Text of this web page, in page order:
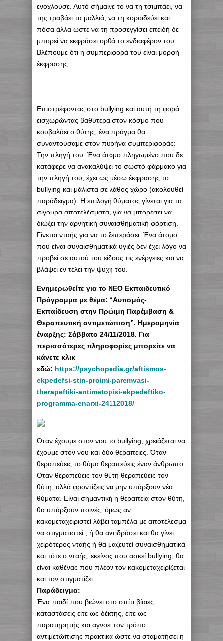
ενοχλούσε. Αυτό σήμαινε το να τη τσιμπάει, να
της τραβάει τα μαλλιά, να τη κοροϊδεύει και
πόσα άλλα ώστε να τη προσεγγίσει επειδή δε
μπορεί να εκφράσει ορθά το ενδιαφέρον του.
Βλέπουμε ότι η συμπεριφορά του είναι μορφή
έκφρασης.
Επιστρέφοντας στο bullying και αυτή τη φορά
εισχωρώντας βαθύτερα στον κόσμο που
κουβαλάει ο θύτης, ένα πράγμα θα
συναντούσαμε στον πυρήνα συμπεριφοράς:
Την πληγή του. Ένα άτομο πληγωμένο που δε
κατάφερε να ανακαλύψει το σωστό φάρμακο για
την πληγή του, έχει ως μέσω έκφρασης το
bullying και μάλιστα σε λάθος χώρο (ακολουθεί
παράδειγμα). Η επιλογή θύματος γίνεται για τα
σίγουρα αποτελέσματα, για να μπορέσει να
διώξει την αρνητική συναισθηματική φόρτιση.
Γίνεται νταής για να το ξεπεράσει. Ένα άτομο
που είναι συναισθηματικά υγιές δεν έχει λόγο να
προβεί σε αυτού του είδους τις ενέργειες και να
βλάψει εν τέλει την ψυχή του.
Eνημερωθείτε για το ΝΕΟ Εκπαιδευτικό
Πρόγραμμα με θέμα: “Αυτισμός-
Εκπαίδευση στην Πρώιμη Παρέμβαση &
Θεραπευτική αντιμετώπιση”. Ημερομηνία
έναρξης: Σάββατο 24/11/2018. Για
περισσότερες πληροφορίες μπορείτε να
κάνετε κλικ
εδώ: https://psychopedia.gr/aftismos-
ekpedefsi-stin-proimi-paremvasi-
therapeftiki-antimetopisi-ekpedeftiko-
programma-enarxi-24112018/
Όταν έχουμε στον νου το bullying, χρειάζεται να
έχουμε στον νου και δύο θεραπείες. Όταν
θεραπεύεις το θύμα θεραπεύεις έναν άνθρωπο.
Όταν θεραπεύεις τον θύτη θεραπεύεις τον
θύτη, αλλά φροντίζεις να μην υπάρξουν νέα
θύματα. Είναι σημαντική η θεραπεία στον θύτη,
θα υπάρξουν ποινές, όμως αν
κακομεταχειριστεί λάβει ταμπέλα με αποτέλεσμα
να στιγματιστεί , ή θα αντιδράσει και θα γίνει
χειρότερος νταής ή θα μαζευτεί συναισθηματικά
και τότε ο νταής, εκείνος που ασκεί bullying, θα
είναι καθένας που πλέον τον κακομεταχειρίζεται
και τον στιγματίζει.
Παράδειγμα:
Ένα παιδί που βιώνει στο σπίτι βίαιες
καταστάσεις είτε ως δέκτης, είτε ως
παρατηρητής και αγνοεί τον τρόπο
αντιμετώπισης πρακτικά ώστε να σταματήσει η